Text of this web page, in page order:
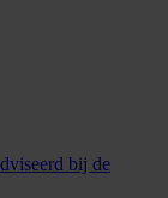
bij de